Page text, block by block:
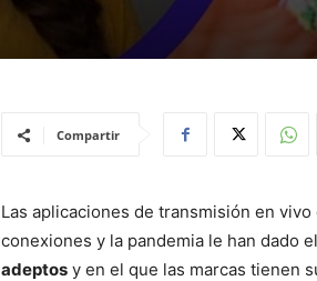
Compartir
Las aplicaciones de transmisión en
conexiones y la pandemia le han dado
adeptos y en el que las marcas tienen